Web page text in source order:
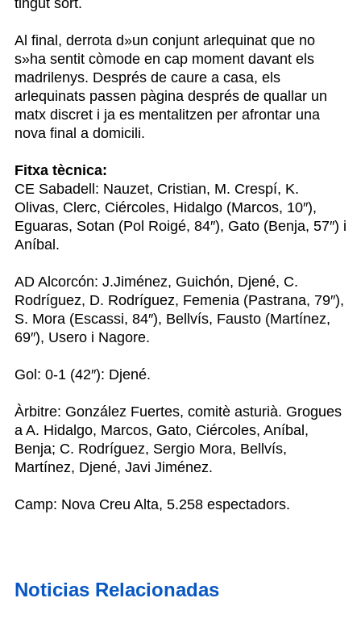
Al final, derrota d»un conjunt arlequinat que no
s»ha sentit còmode en cap moment davant els
madrilenys. Després de caure a casa, els
arlequinats passen pàgina després de quallar un
matx discret i ja es mentalitzen per afrontar una
nova final a domicili.
Fitxa tècnica:
CE Sabadell: Nauzet, Cristian, M. Crespí, K.
Olivas, Clerc, Ciércoles, Hidalgo (Marcos, 10″),
Eguaras, Sotan (Pol Roigé, 84″), Gato (Benja, 57″) i
Aníbal.
AD Alcorcón: J.Jiménez, Guichón, Djené, C.
Rodríguez, D. Rodríguez, Femenia (Pastrana, 79″),
S. Mora (Escassi, 84″), Bellvís, Fausto (Martínez,
69″), Usero i Nagore.
Gol: 0-1 (42″): Djené.
Àrbitre: González Fuertes, comitè asturià. Grogues
a A. Hidalgo, Marcos, Gato, Ciércoles, Aníbal,
Benja; C. Rodríguez, Sergio Mora, Bellvís,
Martínez, Djené, Javi Jiménez.
Camp: Nova Creu Alta, 5.258 espectadors.
Noticias Relacionadas